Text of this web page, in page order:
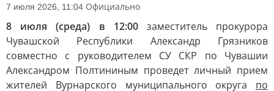
7 июля 2026, 11:04 Официально
8 июля (среда) в 12:00 заместитель прокурора
Чувашской Республики Александр Грязников
совместно с руководителем СУ СКР по Чувашии
Александром Полтининым проведет личный прием
жителей Вурнарского муниципального округа по